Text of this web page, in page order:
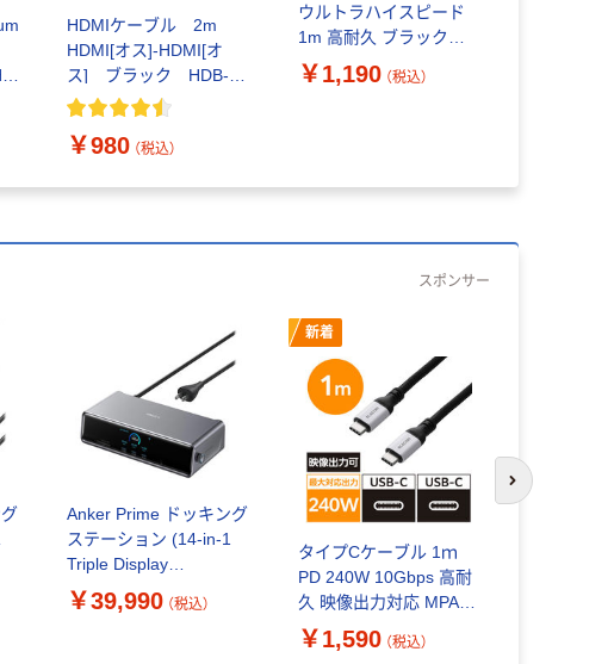
HDMIケーブル 2m
HDMI[オス]-HDMI[オ
ス] ブラック HDB-
420 山善（YAMAZEN）
￥980 （税込）
ウルトラハイスピード
1m 高耐久 ブラック
ECDH-HD21E10SBK エ
レコム 1個
￥1,190 （税込）
スポンサー
Anker Prime ドッキング
ステーション (14-in-1
Triple Display
DisplayLink) グレー
A83B35A1
￥39,990 （税込）
新着
タイプCケーブル 1ｍ
PD 240W 10Gbps 高耐
久 映像出力対応 MPAー
CCEC1GS10BK 1個 エ
レコム
￥1,590 （税込）
次のスライド